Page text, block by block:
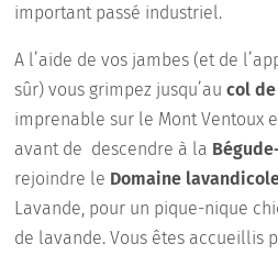
important passé industriel.
A l’aide de vos jambes (et de
sûr) vous grimpez jusqu’aucol de
imprenable sur le Mont Ventoux
avant de descendre à la
rejoindre le Domaine
Lavande, pour un pique-nique
de lavande. Vous êtes accueillis